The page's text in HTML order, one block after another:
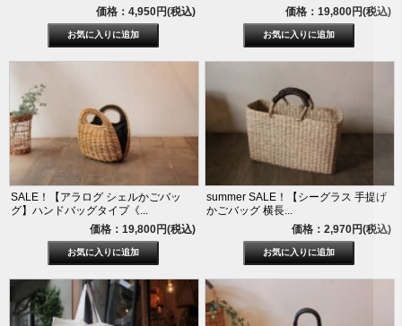
価格：4,950円(税込)
価格：19,800円(税込)
SALE！【アラログ シェルかごバッ
グ】ハンドバッグタイプ《...
価格：19,800円(税込)
summer SALE！【シーグラス 手提げ
かごバッグ 横長...
価格：2,970円(税込)